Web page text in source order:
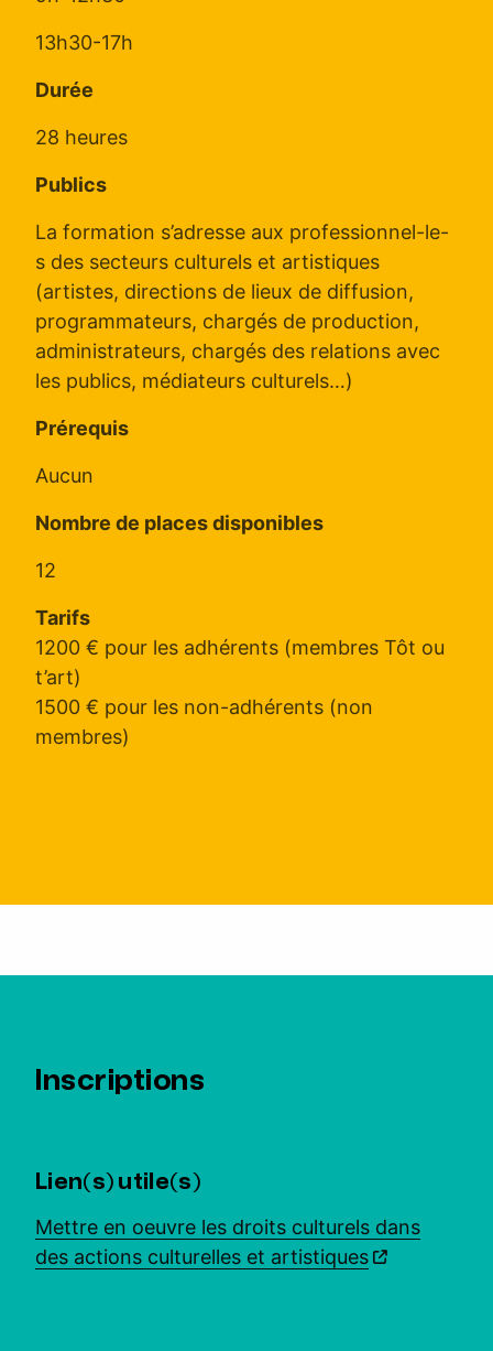
13h30-17h
Durée
28 heures
Publics
La formation s’adresse aux professionnel-le-
s des secteurs culturels et artistiques
(artistes, directions de lieux de diffusion,
programmateurs, chargés de production,
administrateurs, chargés des relations avec
les publics, médiateurs culturels…)
Prérequis
Aucun
Nombre de places disponibles
12
Tarifs
1200 € pour les adhérents (membres Tôt ou
t’art)
1500 € pour les non-adhérents (non
membres)
Inscriptions
Lien(s) utile(s)
Mettre en oeuvre les droits culturels dans
des actions culturelles et artistiques